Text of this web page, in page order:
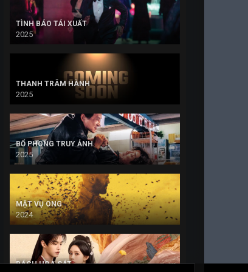
TÌNH BÁO TÁI XUẤT
2025
THANH TRÂM HÀNH
2025
BỔ PHONG TRUY ẢNH
2025
MẬT VỤ ONG
2024
BÁCH HOA SÁT